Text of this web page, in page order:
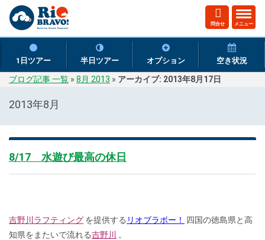
ト
グ
ナ
ビ
メニュー
問合せ
1日ツアー 半日ツアー オプション 空き状況
ブログ記事 一覧 » 8月 2013 » アーカイブ: 2013年8月17日
2013年8月
8/17 水遊び最高の休日
吉野川ラフティング を提供する リオブラボー！
四国の徳島県と高
知県をまたいで流れる吉野川 。